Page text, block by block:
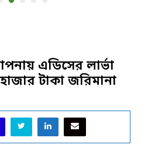
এডিসের লার্ভা
টাকা জরিমানা